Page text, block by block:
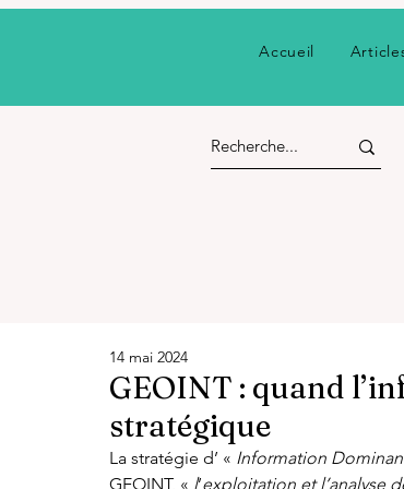
Accueil
GEOINT : quand
stratégique
14 mai 2024
La stratégie d’ « Information
GEOINT, « l’exploitation et l’analyse